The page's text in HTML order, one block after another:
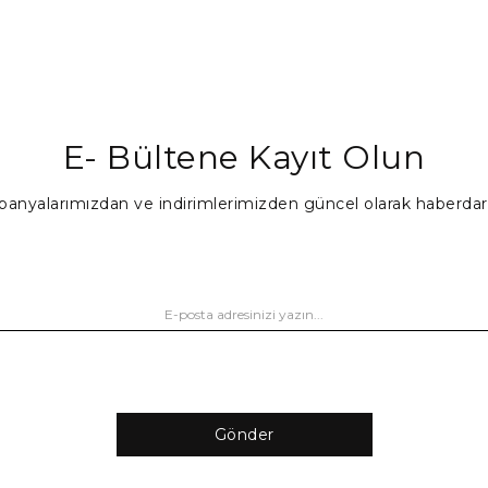
E- Bültene Kayıt Olun
ve indirimlerimizden güncel olarak
Gönder